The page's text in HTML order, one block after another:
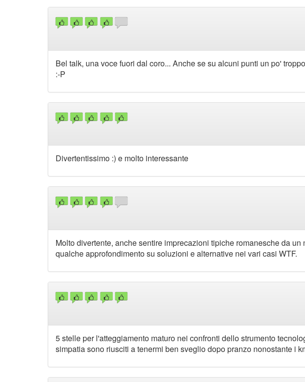
Bel talk, una voce fuori dal coro... Anche se su alcuni punti un po'
:-P
Divertentissimo :) e molto interessante
Molto divertente, anche sentire imprecazioni tipiche romanesche da
qualche approfondimento su soluzioni e alternative nei vari casi WTF.
5 stelle per l'atteggiamento maturo nei confronti dello strumento
simpatia sono riusciti a tenermi ben sveglio dopo pranzo nonostante i